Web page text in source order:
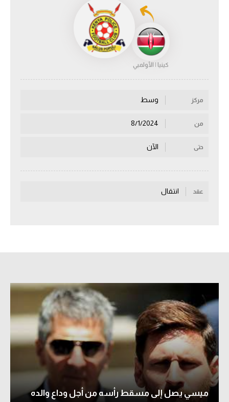
دوري أبطال أوروبا
دوري أبطال إفريقيا
أقسام
منتخب مصر
القسم الثاني
رياضات أخرى
أمم إفريقيا
كرة السلة الأمريكية
كرة سلة
كينيا | الأولمبي
مركز وسط
من
حتى الآن
عقد انتقال
ميسي يصل إلى مسقط رأسه من أجل وداع والده